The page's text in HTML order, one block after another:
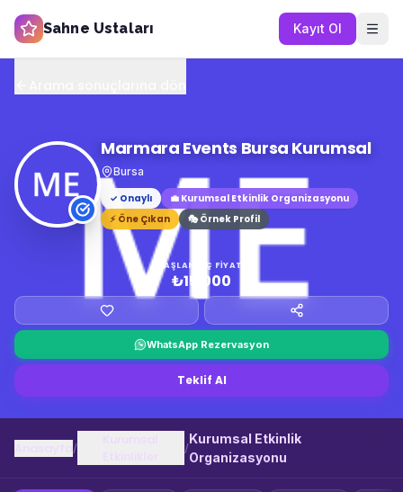
Sahne Ustaları Kayıt Ol
Marmara Events Bursa Kurumsal
Bursa
✓ Onaylı
💼 Kurumsal Etkinlik Organizasyonu
⚡ Öne Çıkan
🎭 Örnek Profil
BAŞLANGIÇ FIYATI
₺15.000
WhatsApp Rezervasyon
Teklif Al
/ /
Kurumsal Etkinlik
Organizasyonu